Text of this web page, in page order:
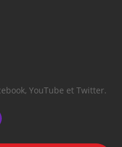
YouTube et Twitter.